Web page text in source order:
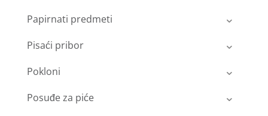
Papirnati predmeti
Pisaći pribor
Pokloni
Posuđe za piće